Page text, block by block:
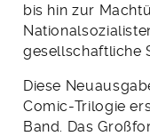
bis hin zur
gesellschaftliche
Diese
Comic-Trilogie
Band. Das